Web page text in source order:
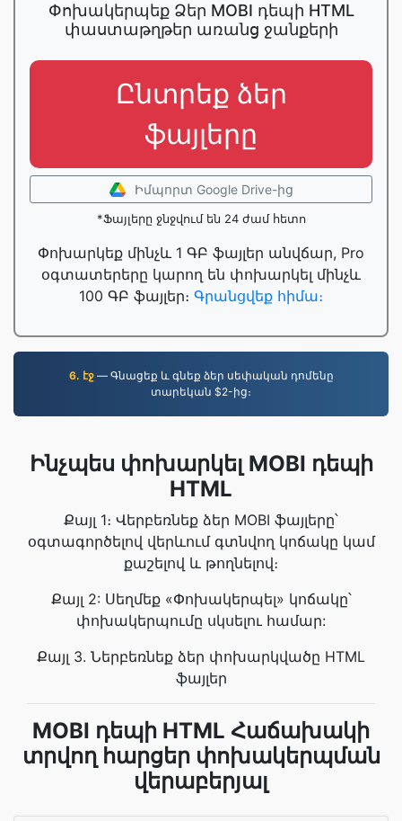
Փոխակերպեք Ձեր MOBI դեպի HTML
փաստաթղթեր առանց ջանքերի
Ընտրեք ձեր
ֆայլերը
Իմպորտ Google Drive-ից
*Ֆայլերը ջնջվում են 24 ժամ հետո
Փոխարկեք մինչև 1 ԳԲ ֆայլեր անվճար, Pro
օգտատերերը կարող են փոխարկել մինչև
100 ԳԲ ֆայլեր։ Գրանցվեք հիմա։
6. էջ— Գնացեք և գնեք ձեր սեփական դոմենը
տարեկան $2-ից։
Ինչպես փոխարկել MOBI դեպի
HTML
Քայլ 1։ Վերբեռնեք ձեր MOBI ֆայլերը՝
օգտագործելով վերևում գտնվող կոճակը կամ
քաշելով և թողնելով։
Քայլ 2: Սեղմեք «Փոխակերպել» կոճակը՝
փոխակերպումը սկսելու համար:
Քայլ 3. Ներբեռնեք ձեր փոխարկվածը HTML
ֆայլեր
MOBI դեպի HTML Հաճախակի
տրվող հարցեր փոխակերպման
վերաբերյալ